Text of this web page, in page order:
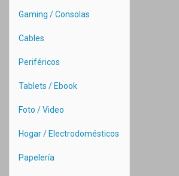
Gaming / Consolas
Cables
Periféricos
Tablets / Ebook
Foto / Video
Hogar / Electrodomésticos
Papelería